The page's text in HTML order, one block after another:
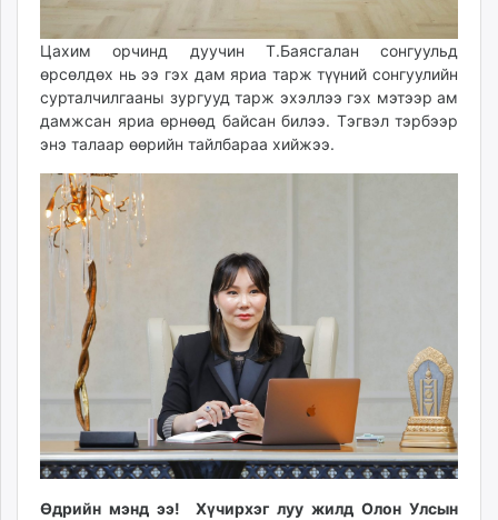
unuudur.mn
isee.mn
mglradio.com
fact.mn
itoim.mn
shuum.mn
times.mn
tvmongolia.mn
mass.mn
unegui.mn
assa.mn
toim.mn
tac.mn
paparazzi.mn
unread.today
Цахим орчинд дуучин Т.Баясгалан сонгуульд
өрсөлдөх нь ээ гэх дам яриа тарж түүний сонгуулийн
сурталчилгааны зургууд тарж эхэллээ гэх мэтээр ам
дамжсан яриа өрнөөд байсан билээ. Тэгвэл тэрбээр
энэ талаар өөрийн тайлбараа хийжээ.
Өдрийн мэнд ээ! Хүчирхэг луу жилд Олон Улсын